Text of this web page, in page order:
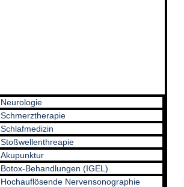
Neurologie
Schmerztherapie
Schlafmedizin
Stoßwellenthreapie
Akupunktur
Botox-Behandlungen (IGEL)
Hochauflösende Nervensonographie